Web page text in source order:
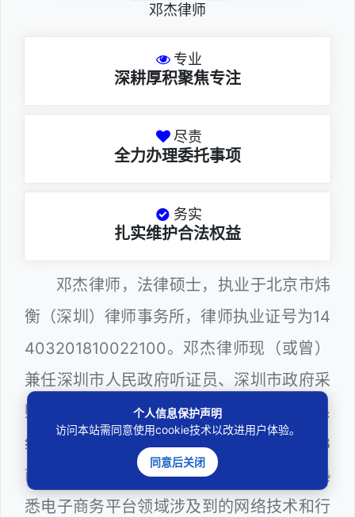
邓杰律师
专业
深耕厚积聚焦专注
尽责
全力办理委托事项
务实
扎实维护合法权益
邓杰律师，法律硕士，执业于北京市炜
衡（深圳）律师事务所，律师执业证号为14
403201810022100。邓杰律师现（或曾）
兼任深圳市人民政府听证员、深圳市政府采
购评审专家（法律类）、深圳市某区政府系
统公职律师、计算机信息网络安全员、WEB
前端和WEB服务器维护工程师多年，十分熟
悉电子商务平台领域涉及到的网络技术和行
个人信息保护声明
访问本站需同意使用cookie技术以改进用户体验。
同意后关闭